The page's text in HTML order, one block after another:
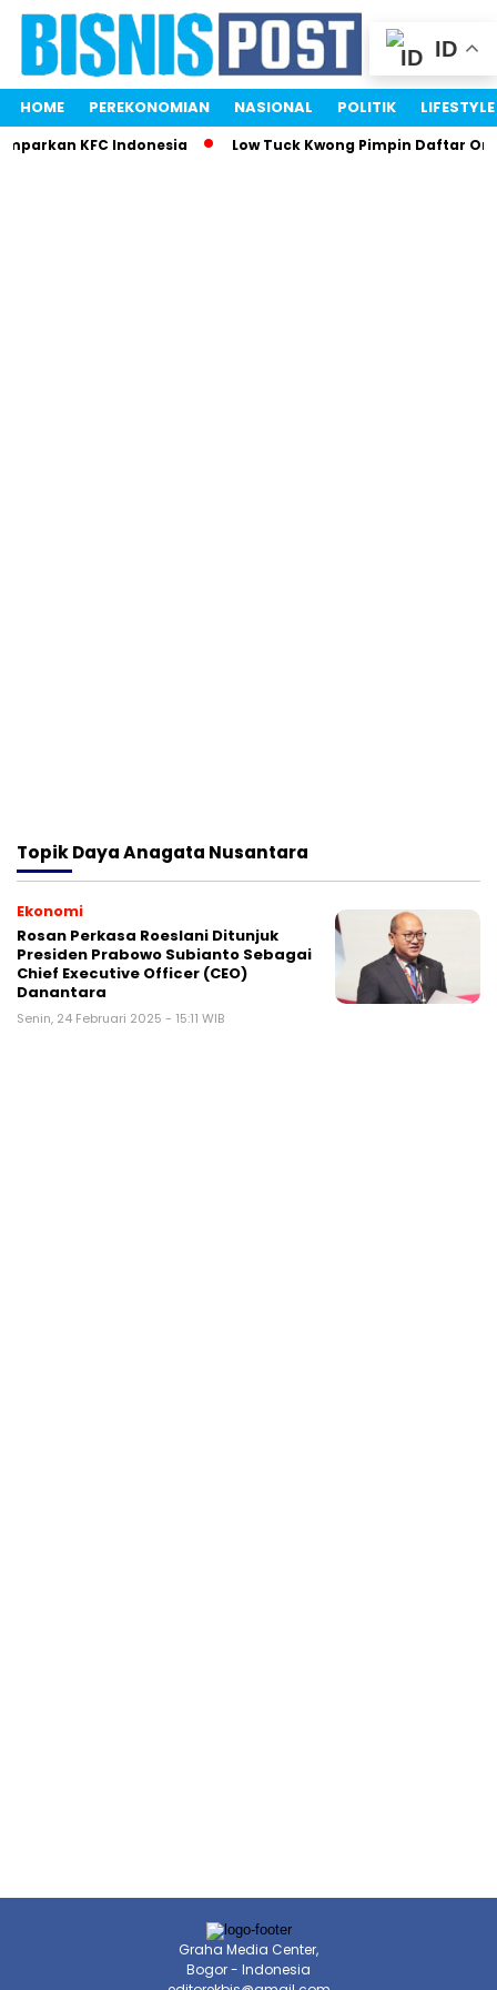
HOME PEREKONOMIAN NASIONAL POLITIK LIFESTYLE
KFC Indonesia Low Tuck Kwong Pimpin Daftar
TopikDaya Anagata Nusantara
Ekonomi
Rosan Perkasa Roeslani Ditunjuk
Presiden Prabowo Subianto Sebagai
Chief Executive Officer (CEO)
Danantara
Senin, 24 Februari 2025 - 15:11 WIB
ID
Graha Media Center,
Bogor - Indonesia